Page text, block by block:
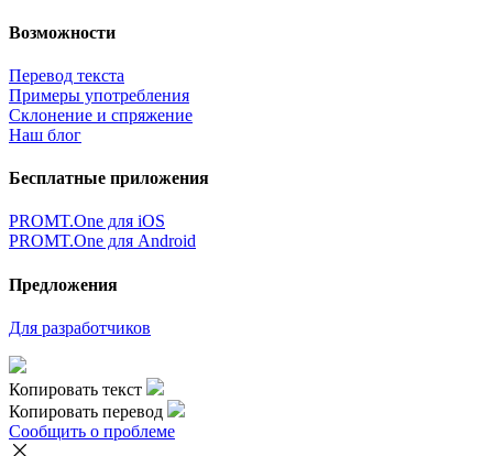
Возможности
Перевод текста
Примеры употребления
Склонение и спряжение
Наш блог
Бесплатные приложения
PROMT.One для iOS
PROMT.One для Android
Предложения
Для разработчиков
Копировать текст
Копировать перевод
Сообщить о проблеме